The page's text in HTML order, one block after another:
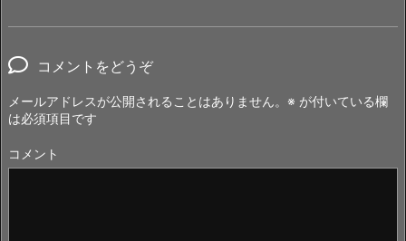
コメントをどうぞ
メールアドレスが公開されることはありません。 ※ が付いている欄
は必須項目です
コメント